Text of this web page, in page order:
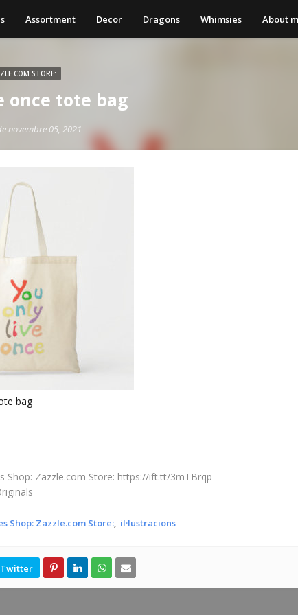
Assortment Decor Dragons Whimsies About
STORE:
once tote bag
novembre 05, 2021
bag
Shop: Zazzle.com Store: https://ift.tt/3mTBrqp
Shop: Zazzle.com Store: il·lustracions